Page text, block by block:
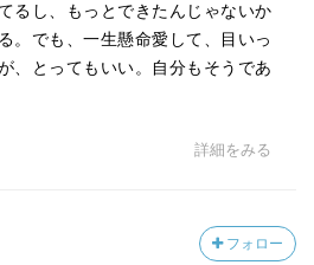
るし、もっとできたんじゃないか
。でも、一生懸命愛して、目いっ
、とってもいい。自分もそうであ
詳細をみる
フォロー